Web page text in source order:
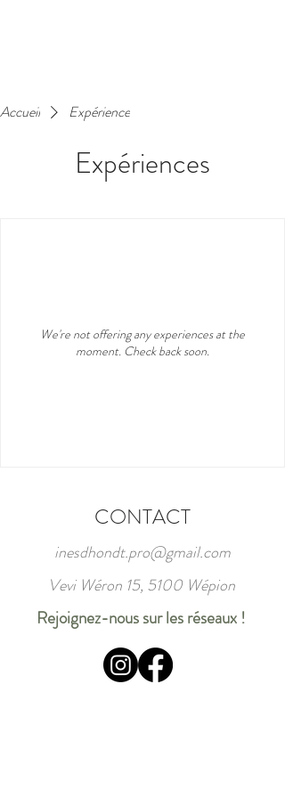
Accueil Expérience
Expériences
We're not offering any experiences at the
moment. Check back soon.
CONTACT
inesdhondt.pro@gmail.com
Vevi Wéron 15, 5100 Wépion
Rejoignez-nous sur les réseaux !